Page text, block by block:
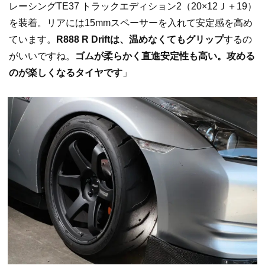
レーシングTE37 トラックエディション2（20×12Ｊ＋19）
を装着。リアには15mmスペーサーを入れて安定感を高め
ています。
R888 R Driftは、温めなくてもグリップするの
がいいですね。
ゴムが柔らかく直進安定性も高い。攻める
のが楽しくなるタイヤです 」